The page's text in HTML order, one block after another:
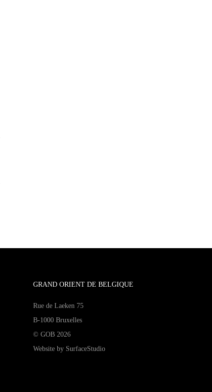
GRAND ORIENT DE BELGIQUE
Rue de Laeken 75
B-1000 Bruxelles
© GOB 2026
Website by SurfaceStudio